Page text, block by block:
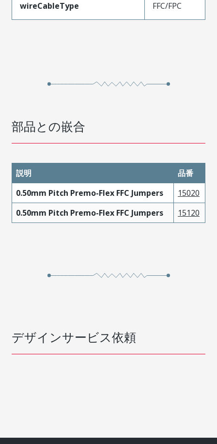
wireCableType FFC/FPC
部品との嵌合
説明
品番
0.50mm Pitch Premo-Flex FFC Jumpers
15020
0.50mm Pitch Premo-Flex FFC Jumpers
15120
デザインサービス依頼